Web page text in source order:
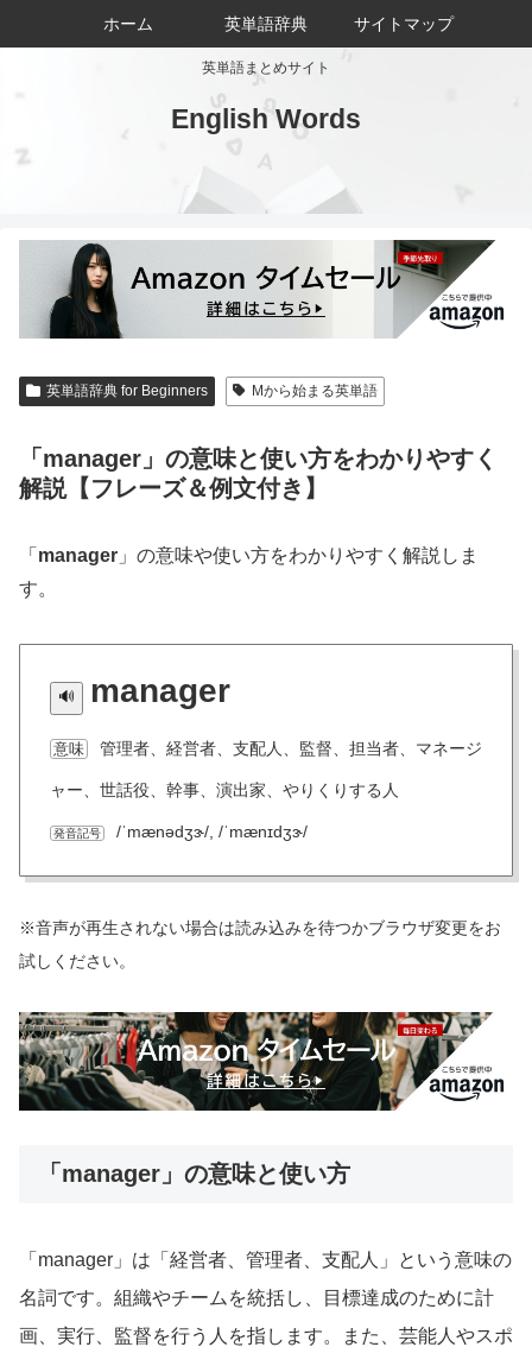
英単語まとめサイト
English Words
ホーム 英単語辞典 サイトマップ
英単語辞典 for Beginners Mから始まる英単語
「manager」の意味と使い方をわかりやすく
解説【フレーズ＆例文付き】
「 manager 」の意味や使い方をわかりやすく解説しま
す。
manager
意味 管理者、経営者、支配人、監督、担当者、マネージ
ャー、世話役、幹事、演出家、やりくりする人
発音記号 /ˈmænədʒɝ/, /ˈmænɪdʒɝ/
※音声が再生されない場合は読み込みを待つかブラウザ変更をお
試しください。
「manager」の意味と使い方
「manager」は「経営者、管理者、支配人」という意味の
名詞です。組織やチームを統括し、目標達成のために計
画、実行、監督を行う人を指します。また、芸能人やスポ